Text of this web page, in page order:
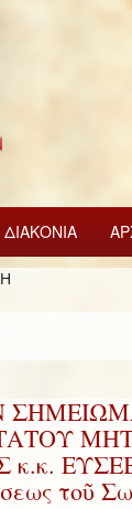
ΔΙΑΚΟΝΙΑ
κ.κ.
τοῦ